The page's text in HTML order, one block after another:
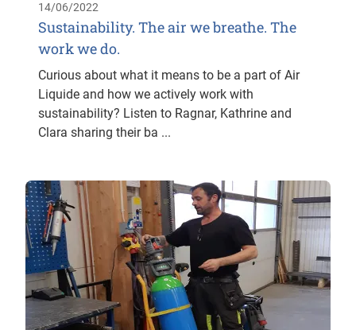
14/06/2022
Sustainability. The air we breathe. The
work we do.
Curious about what it means to be a part of Air
Liquide and how we actively work with
sustainability? Listen to Ragnar, Kathrine and
Clara sharing their ba ...